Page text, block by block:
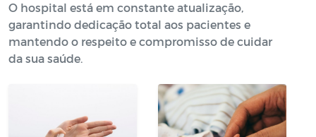
O hospital está em constante atualização,
garantindo dedicação total aos pacientes e
mantendo o respeito e compromisso de cuidar
da sua saúde.